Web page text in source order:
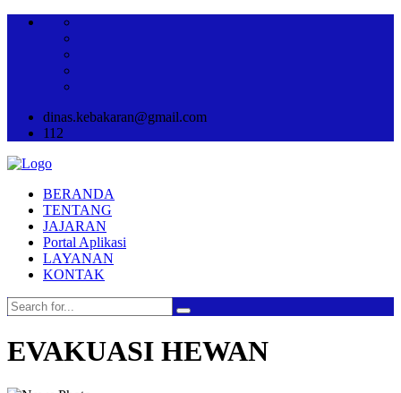
dinas.kebakaran@gmail.com
112
BERANDA
TENTANG
JAJARAN
Portal Aplikasi
LAYANAN
KONTAK
EVAKUASI HEWAN